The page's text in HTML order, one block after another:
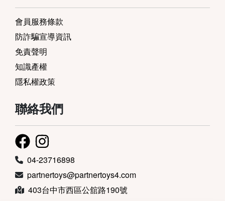
會員服務條款
防詐騙宣導資訊
免責聲明
知識產權
隱私權政策
聯絡我們
04-23716898
partnertoys@partnertoys4.com
403台中市西區公舘路190號